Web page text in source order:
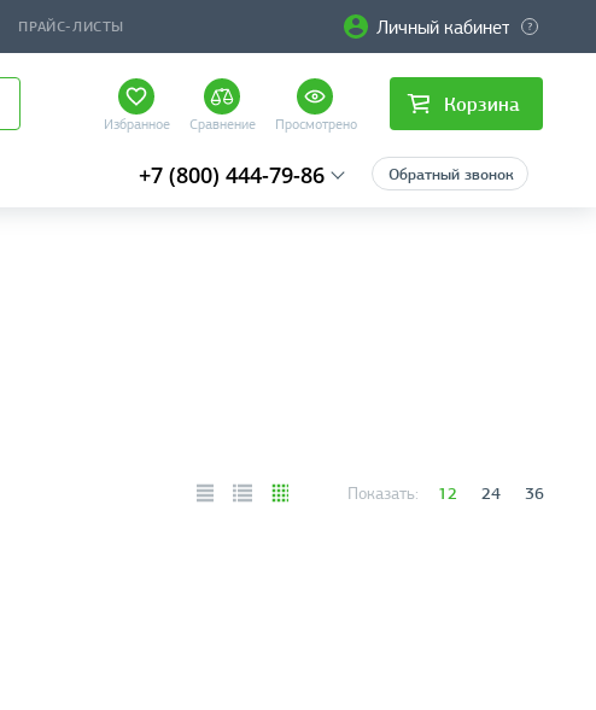
ПРАЙС-ЛИСТЫ Личный кабинет
Избранное Сравнение Просмотрено
Корзина
+7 (800) 444-79-86 Обратный звонок
Показать: 12 24 36